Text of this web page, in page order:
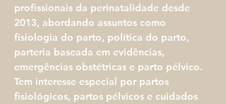
profissionais da perinatalidade desde
2013, abordando assuntos como
fisiologia do parto, política do parto,
parteria baseada em evidências,
emergências obstétricas e parto pélvico.
Tem interesse especial por partos
fisiológicos, partos pélvicos e cuidados